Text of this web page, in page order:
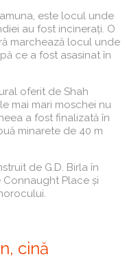
este locul unde
au fost incinerați. O
marchează locul unde
ce a fost asasinat în
oferit de Shah
mai mari moschei nu
a fost finalizată în
minarete de 40 m
de G.D. Birla în
Connaught Place și
cină